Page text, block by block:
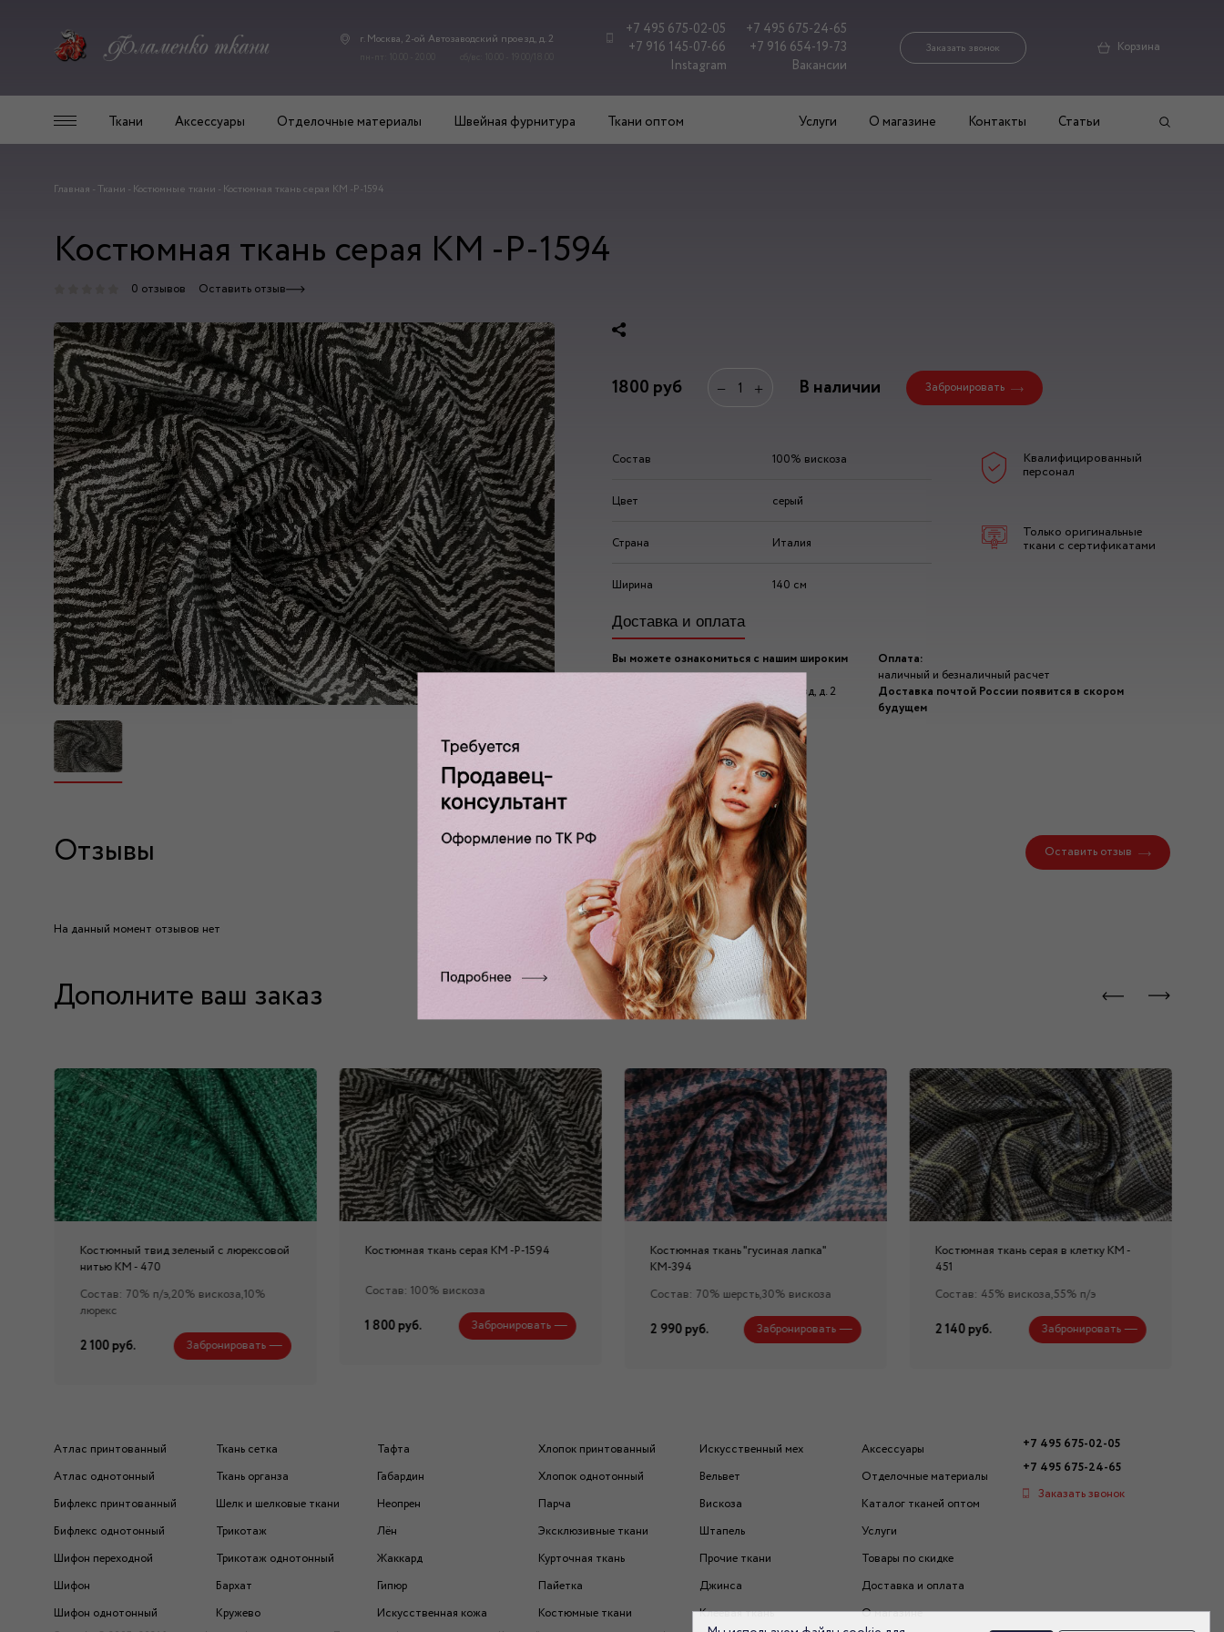
г. Москва, 2-ой Автозаводский проезд, д. 2
+7 495 675-02-05
+7 495 675-24-65
+7 916 145-07-66
+7 916 654-19-73
Instagram
Вакансии
Заказать звонок Корзина
Ткани Аксессуары Отделочные материалы Швейная фурнитура Ткани оптом Услуги О магазине Контакты Статьи
Главная - Ткани - Костюмные ткани - Костюмная ткань серая КМ -Р-1594
Костюмная ткань серая КМ -Р-1594
0 отзывов Оставить отзыв
1800 руб − + В наличии Забронировать
Состав 100% вискоза
Цвет серый
Страна Италия
Ширина 140 см
Квалифицированный
персонал
Только оригинальные
ткани с сертификатами
Доставка и оплата
Вы можете ознакомиться с нашим широким
ассортиментом по адресу:
г. Москва, 2-ой Автозаводский проезд, д. 2
пн-пт: 10.00 - 20.00
сб/вс: 10.00 - 19.00/18.00
Оплата:
наличный и безналичный расчет
Доставка почтой России появится в скором
будущем
Отзывы Оставить отзыв
На данный момент отзывов нет
Дополните ваш заказ
Костюмный твид зеленый с люрексовой
нитью КМ - 470
Состав: 70% п/э,20% вискоза,10%
люрекс
2 100 руб. Забронировать
Костюмная ткань серая КМ -Р-1594
Состав: 100% вискоза
1 800 руб. Забронировать
Костюмная ткань "гусиная лапка"
КМ-394
Состав: 70% шерсть,30% вискоза
2 990 руб. Забронировать
Костюмная ткань серая в клетку КМ -
451
Состав: 45% вискоза,55% п/э
2 140 руб. Забронировать
Атлас принтованный
Атлас однотонный
Бифлекс принтованный
Бифлекс однотонный
Шифон переходной
Шифон
Шифон однотонный
Ткань сетка
Ткань органза
Шелк и шелковые ткани
Трикотаж
Трикотаж однотонный
Бархат
Кружево
Тафта
Габардин
Неопрен
Лён
Жаккард
Гипюр
Искусственная кожа
Хлопок принтованный
Хлопок однотонный
Парча
Эксклюзивные ткани
Курточная ткань
Пайетка
Костюмные ткани
Искусственный мех
Вельвет
Вискоза
Штапель
Прочие ткани
Джинса
Клеевая ткань
Аксессуары
Отделочные материалы
Каталог тканей оптом
Услуги
Товары по скидке
Доставка и оплата
О магазине
+7 495 675-02-05
+7 495 675-24-65
Заказать звонок